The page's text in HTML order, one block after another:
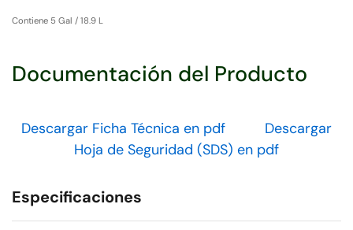
Contiene 5 Gal / 18.9 L
Documentación del Producto
Descargar Ficha Técnica en pdf
Descargar
Hoja de Seguridad (SDS) en pdf
Especificaciones